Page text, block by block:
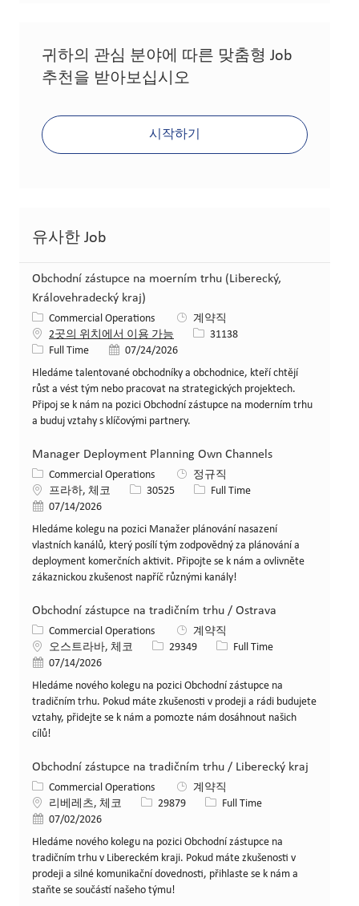
귀하의 관심 분야에 따른 맞춤형 Job
추천을 받아보십시오
시작하기
유사한 Job
Obchodní zástupce na moerním trhu (Liberecký,
Královehradecký kraj)
카테고리
Commercial Operations
계약직
2곳의 위치에서 이용 가능
Job ID31138
Job 유형Full Time 게시일07/24/2026
Hledáme talentované obchodníky a obchodnice, kteří chtějí
růst a vést tým nebo pracovat na strategických projektech.
Připoj se k nám na pozici Obchodní zástupce na moderním trhu
a buduj vztahy s klíčovými partnery.
Manager Deployment Planning Own Channels
카테고리
Commercial Operations
정규직
위치프라하, 체코 Job ID30525 Job 유형Full Time
게시일07/14/2026
Hledáme kolegu na pozici Manažer plánování nasazení
vlastních kanálů, který posílí tým zodpovědný za plánování a
deployment komerčních aktivit. Připojte se k nám a ovlivněte
zákaznickou zkušenost napříč různými kanály!
Obchodní zástupce na tradičním trhu / Ostrava
카테고리
Commercial Operations
계약직
위치오스트라바, 체코 Job ID29349 Job 유형Full Time
게시일07/14/2026
Hledáme nového kolegu na pozici Obchodní zástupce na
tradičním trhu. Pokud máte zkušenosti v prodeji a rádi budujete
vztahy, přidejte se k nám a pomozte nám dosáhnout našich
cílů!
Obchodní zástupce na tradičním trhu / Liberecký kraj
카테고리
Commercial Operations
계약직
위치리베레츠, 체코 Job ID29879 Job 유형Full Time
게시일07/02/2026
Hledáme nového kolegu na pozici Obchodní zástupce na
tradičním trhu v Libereckém kraji. Pokud máte zkušenosti v
prodeji a silné komunikační dovednosti, přihlaste se k nám a
staňte se součástí našeho týmu!